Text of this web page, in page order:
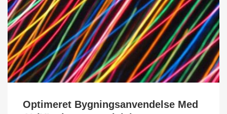
Optimeret Bygningsanvendelse Med